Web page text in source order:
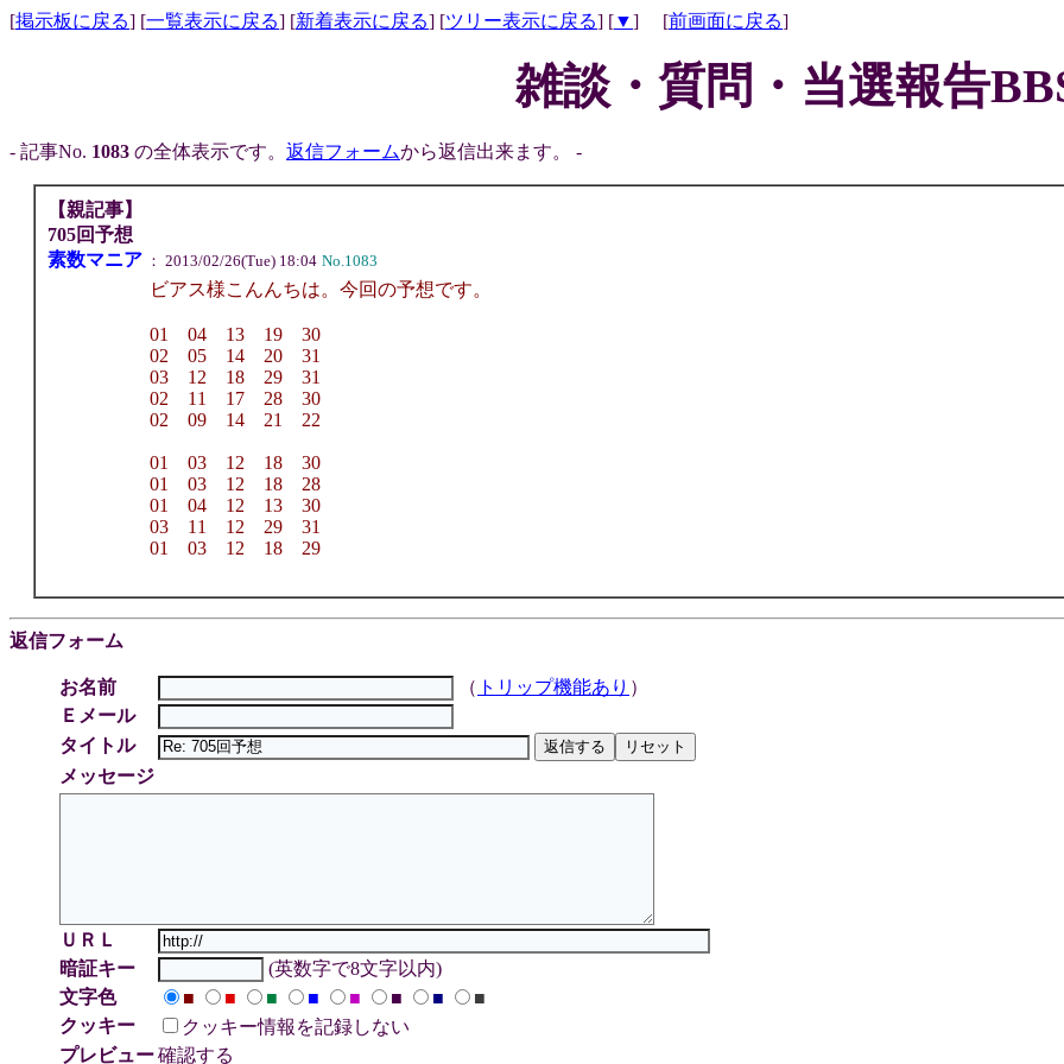
[掲示板に戻る] [一覧表示に戻る] [新着表示に戻る] [ツリー表示に戻る] [▼] [前画面に戻る]
雑談・質問・当選報告
- 記事No. 1083 の全体表示です。 返信フォームから返信出来ます。 -
【親記事】
705回予想
素数マニア ： 2013/02/26(Tue) 18:04 No.1083
ビアス様こんんちは。今回の予想です。
01 04 13 19 30
02 05 14 20 31
03 12 18 29 31
02 11 17 28 30
02 09 14 21 22
01 03 12 18 30
01 03 12 18 28
01 04 12 13 30
03 11 12 29 31
01 03 12 18 29
返信フォーム
お名前 （ トリップ機能あり ）
Ｅメール
タイトル
メッセージ
ＵＲＬ
暗証キー
(英数字で8文字以内)
文字色
■ ■ ■ ■ ■ ■ ■
■
クッキー
クッキー情報を記録しない
プレビュー確認する